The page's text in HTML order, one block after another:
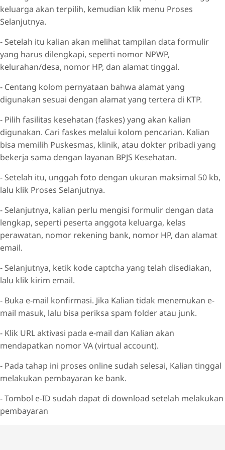
keluarga akan terpilih, kemudian klik menu Proses
Selanjutnya.
- Setelah itu kalian akan melihat tampilan data formulir
yang harus dilengkapi, seperti nomor NPWP,
kelurahan/desa, nomor HP, dan alamat tinggal.
- Centang kolom pernyataan bahwa alamat yang
digunakan sesuai dengan alamat yang tertera di KTP.
- Pilih fasilitas kesehatan (faskes) yang akan kalian
digunakan. Cari faskes melalui kolom pencarian. Kalian
bisa memilih Puskesmas, klinik, atau dokter pribadi yang
bekerja sama dengan layanan BPJS Kesehatan.
- Setelah itu, unggah foto dengan ukuran maksimal 50 kb,
lalu klik Proses Selanjutnya.
- Selanjutnya, kalian perlu mengisi formulir dengan data
lengkap, seperti peserta anggota keluarga, kelas
perawatan, nomor rekening bank, nomor HP, dan alamat
email.
- Selanjutnya, ketik kode captcha yang telah disediakan,
lalu klik kirim email.
- Buka e-mail konfirmasi. Jika Kalian tidak menemukan e-
mail masuk, lalu bisa periksa spam folder atau junk.
- Klik URL aktivasi pada e-mail dan Kalian akan
mendapatkan nomor VA (virtual account).
- Pada tahap ini proses online sudah selesai, Kalian tinggal
melakukan pembayaran ke bank.
- Tombol e-ID sudah dapat di download setelah melakukan
pembayaran